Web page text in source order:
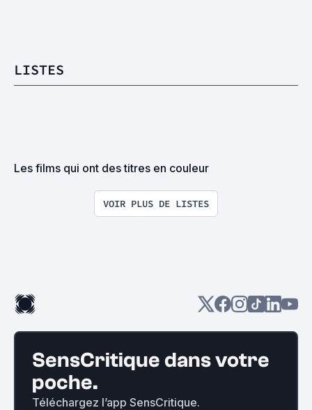
LISTES
Les films qui ont des titres en couleur
VOIR PLUS DE LISTES
SensCritique dans votre
poche.
Téléchargez l’app SensCritique.